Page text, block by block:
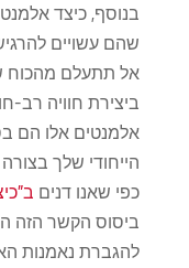
בנוסף, כיצד
שהם עשויים
אל תתעלם מהכוח
ביצירת חוויה רב-
אלמנטים אלו הם
הייחודי שלך
כפי שאנו דנים
ביסוס הקשר הזה
להגברת נאמנות